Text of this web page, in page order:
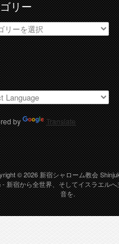
リー
by Translate
© 2026新宿シャローム教会
- 新宿から全世界、そしてイスラエルへ
音を.